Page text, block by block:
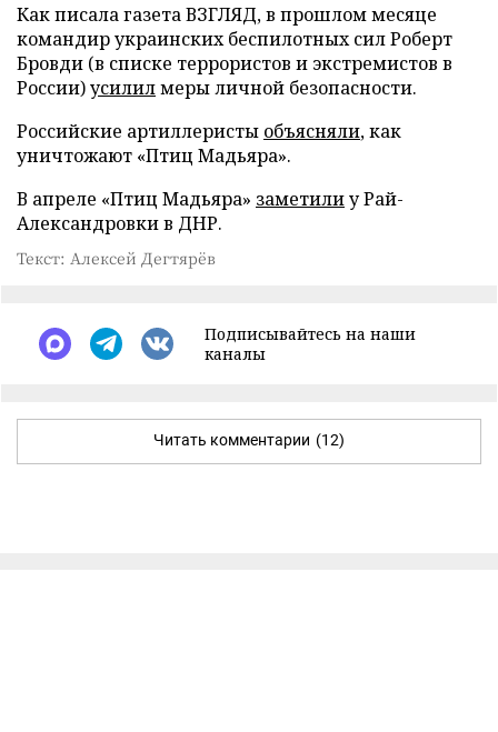
Как писала газета ВЗГЛЯД, в прошлом месяце
командир украинских беспилотных сил Роберт
Бровди (в списке террористов и экстремистов в
России)усилилмеры личной безопасности.
Российские артиллеристы объясняли, как
уничтожают «Птиц Мадьяра».
В апреле «Птиц Мадьяра» заметилиу Рай-
Александровки в ДНР.
Текст: Алексей Дегтярёв
Подписывайтесь на наши
каналы
Читать комментарии (12)